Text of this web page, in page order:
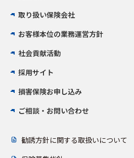
取り扱い保険会社
お客様本位の業務運営方針
社会貢献活動
採用サイト
損害保険お申し込み
ご相談・お問い合わせ
勧誘方針に関する取扱いについて